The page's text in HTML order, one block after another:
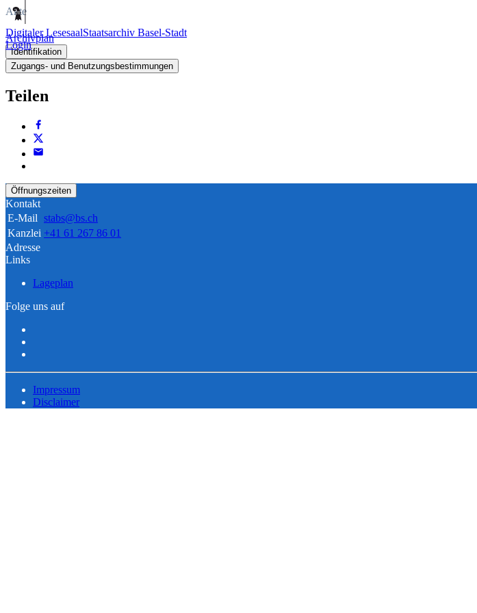
Digitaler LesesaalStaatsarchiv Basel-Stadt
Login
Akte
Archivplan
Identifikation
Zugangs- und Benutzungsbestimmungen
Teilen
Öffnungszeiten
Kontakt
E-Mail stabs@bs.ch
Kanzlei +41 61 267 86 01
Adresse
Links
Lageplan
Folge uns auf
Impressum
Disclaimer